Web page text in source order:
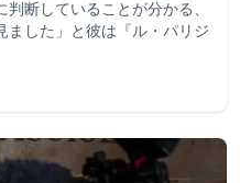
断していることが分かる、
ました」と彼は『ル・パリジ